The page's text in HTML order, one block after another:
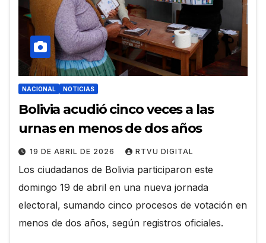
NACIONAL NOTICIAS
Bolivia acudió cinco veces a las
urnas en menos de dos años
19 DE ABRIL DE 2026 RTVU DIGITAL
Los ciudadanos de Bolivia participaron este
domingo 19 de abril en una nueva jornada
electoral, sumando cinco procesos de votación en
menos de dos años, según registros oficiales.